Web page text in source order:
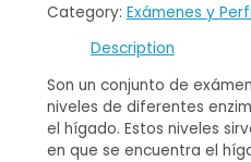
Category: Exámenes y
Description
Son un conjunto de
niveles de diferentes
el hígado. Estos niveles
en que se encuentra el